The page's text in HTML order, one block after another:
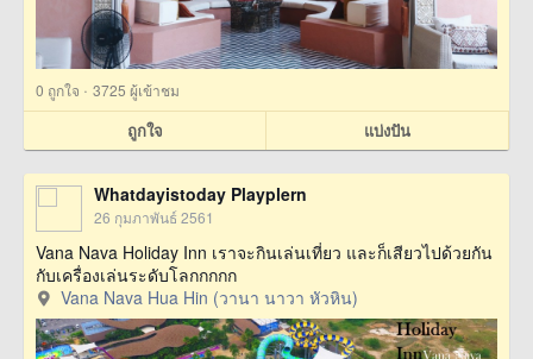
0 ถูกใจ · 3725 ผู้เข้าชม
ถูกใจ แบ่งปัน
Whatdayistoday Playplern
26 กุมภาพันธ์ 2561
Vana Nava Holiday Inn เราจะกินเล่นเที่ยว และก็เสียวไปด้วยกัน
กับเครื่องเล่นระดับโลกกกกก
Vana Nava Hua Hin (วานา นาวา หัวหิน)